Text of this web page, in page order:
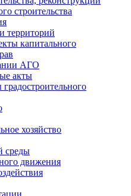
строительства
территорий
капитального
АГО
акты
хозяйство
среды
движения